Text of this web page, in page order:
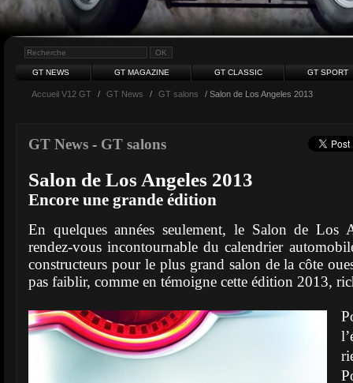
GT NEWS GT MAGAZINE GT CLASSIC GT SPORT
Accueil V12 GT / GT News / GT salons / Salon de Los Angeles 2013
GT News - GT salons
Salon de Los Angeles 2013
Encore une grande édition
En quelques années seulement, le Salon de Los
rendez-vous incontournable du calendrier
constructeurs pour le plus grand salon de la côte
pas faiblir, comme en témoigne cette édition 2013,